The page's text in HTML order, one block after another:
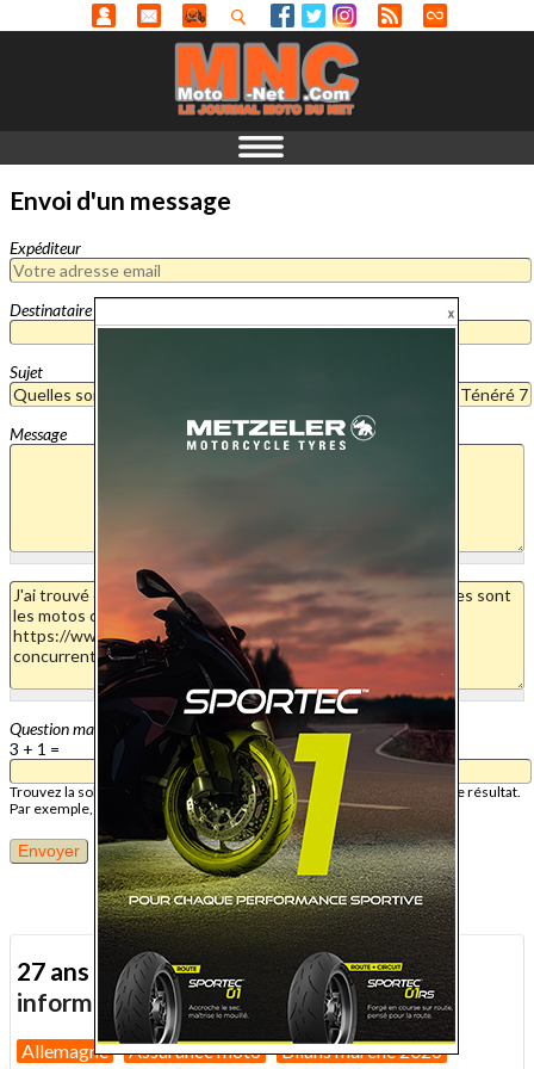
Envoi d'un message
Expéditeur
Destinataire
Sujet
Message
Question mathématique
3 + 1 =
Trouvez la solution de ce problème mathématique simple et saisissez le résultat.
Par exemple, pour 1 + 3, saisissez 4.
27 ans d'actualité moto :toutes nos
informations depuis 1999 !
Allemagne Assurance moto Bilans marché 2026